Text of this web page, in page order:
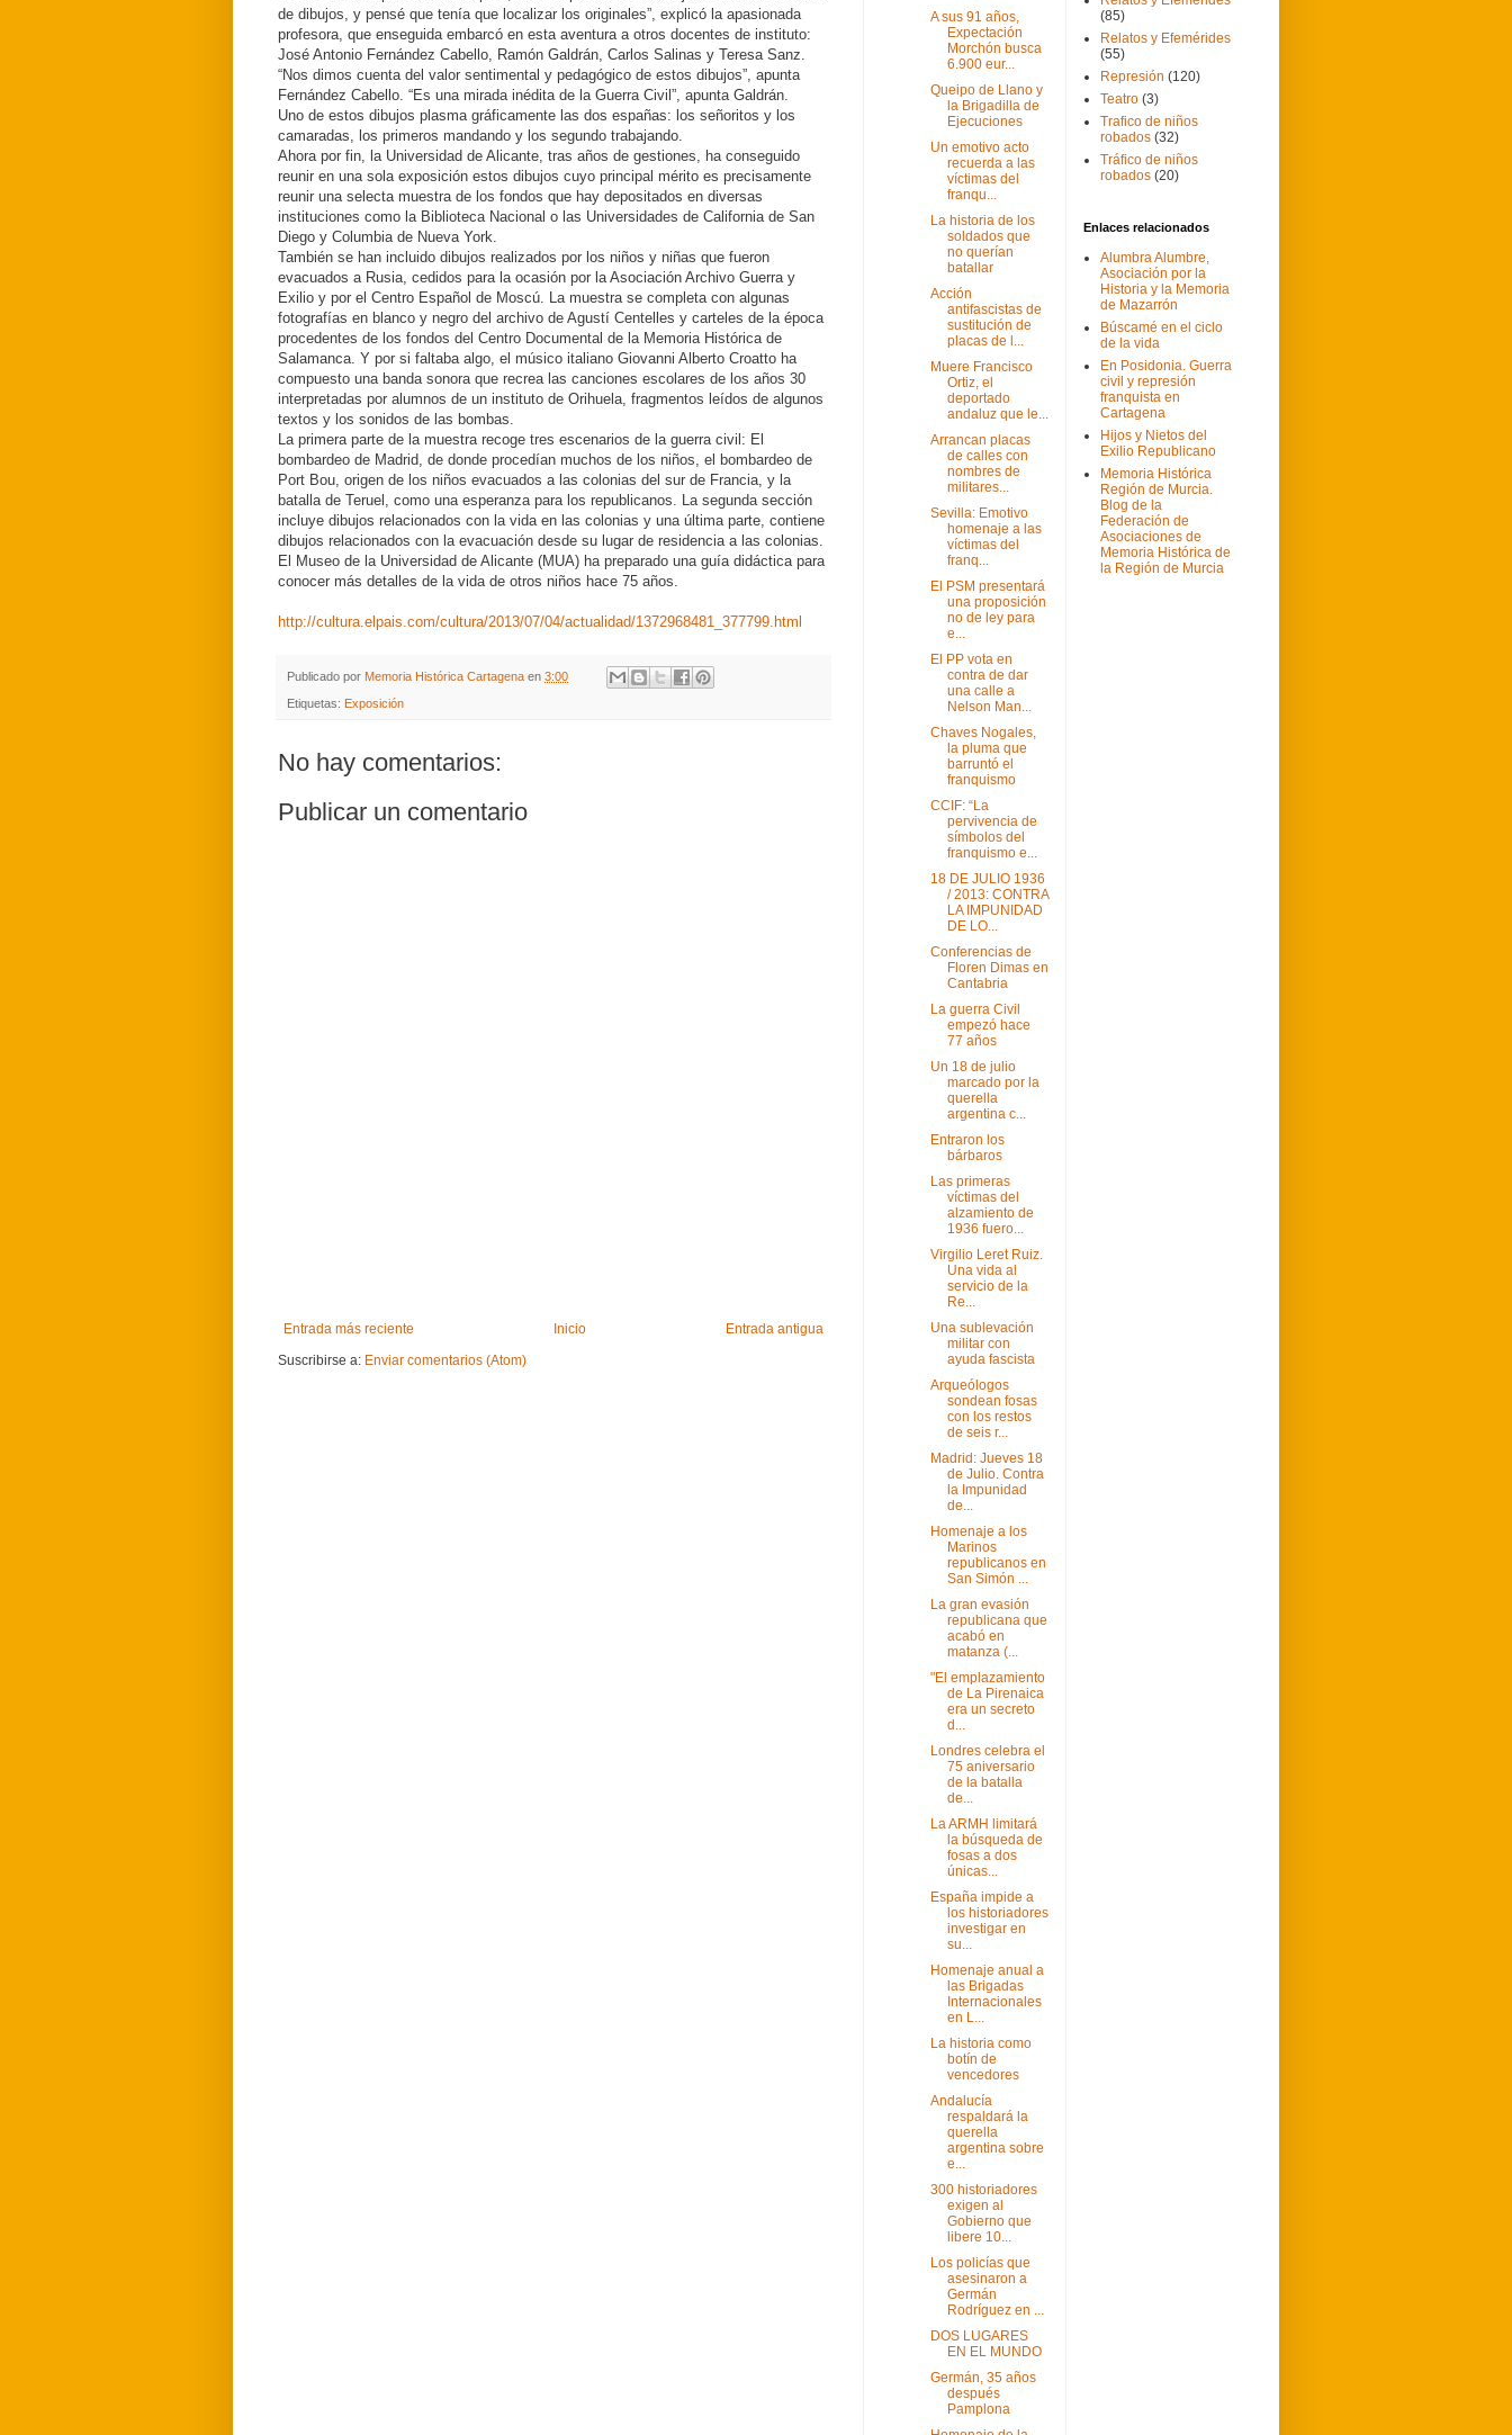
de dibujos, y pensé que tenía que localizar los originales”, explicó la apasionada
profesora, que enseguida embarcó en esta aventura a otros docentes de instituto:
José Antonio Fernández Cabello, Ramón Galdrán, Carlos Salinas y Teresa Sanz.
“Nos dimos cuenta del valor sentimental y pedagógico de estos dibujos”, apunta
Fernández Cabello. “Es una mirada inédita de la Guerra Civil”, apunta Galdrán.
Uno de estos dibujos plasma gráficamente las dos españas: los señoritos y los
camaradas, los primeros mandando y los segundo trabajando.
Ahora por fin, la Universidad de Alicante, tras años de gestiones, ha conseguido
reunir en una sola exposición estos dibujos cuyo principal mérito es precisamente
reunir una selecta muestra de los fondos que hay depositados en diversas
instituciones como la Biblioteca Nacional o las Universidades de California de San
Diego y Columbia de Nueva York.
También se han incluido dibujos realizados por los niños y niñas que fueron
evacuados a Rusia, cedidos para la ocasión por la Asociación Archivo Guerra y
Exilio y por el Centro Español de Moscú. La muestra se completa con algunas
fotografías en blanco y negro del archivo de Agustí Centelles y carteles de la época
procedentes de los fondos del Centro Documental de la Memoria Histórica de
Salamanca. Y por si faltaba algo, el músico italiano Giovanni Alberto Croatto ha
compuesto una banda sonora que recrea las canciones escolares de los años 30
interpretadas por alumnos de un instituto de Orihuela, fragmentos leídos de algunos
textos y los sonidos de las bombas.
La primera parte de la muestra recoge tres escenarios de la guerra civil: El
bombardeo de Madrid, de donde procedían muchos de los niños, el bombardeo de
Port Bou, origen de los niños evacuados a las colonias del sur de Francia, y la
batalla de Teruel, como una esperanza para los republicanos. La segunda sección
incluye dibujos relacionados con la vida en las colonias y una última parte, contiene
dibujos relacionados con la evacuación desde su lugar de residencia a las colonias.
El Museo de la Universidad de Alicante (MUA) ha preparado una guía didáctica para
conocer más detalles de la vida de otros niños hace 75 años.
http://cultura.elpais.com/cultura/2013/07/04/actualidad/1372968481_377799.html
Publicado por Memoria Histórica Cartagena en 3:00
Etiquetas: Exposición
No hay comentarios:
Publicar un comentario
Entrada más reciente Entrada antigua
Inicio
Suscribirse a: Enviar comentarios (Atom)
A sus 91 años,
Expectación
Morchón busca
6.900 eur...
Queipo de Llano y
la Brigadilla de
Ejecuciones
Un emotivo acto
recuerda a las
víctimas del
franqu...
La historia de los
soldados que
no querían
batallar
Acción
antifascistas de
sustitución de
placas de l...
Muere Francisco
Ortiz, el
deportado
andaluz que le...
Arrancan placas
de calles con
nombres de
militares...
Sevilla: Emotivo
homenaje a las
víctimas del
franq...
El PSM presentará
una proposición
no de ley para
e...
El PP vota en
contra de dar
una calle a
Nelson Man...
Chaves Nogales,
la pluma que
barruntó el
franquismo
CCIF: “La
pervivencia de
símbolos del
franquismo e...
18 DE JULIO 1936
/ 2013: CONTRA
LA IMPUNIDAD
DE LO...
Conferencias de
Floren Dimas en
Cantabria
La guerra Civil
empezó hace
77 años
Un 18 de julio
marcado por la
querella
argentina c...
Entraron los
bárbaros
Las primeras
víctimas del
alzamiento de
1936 fuero...
Virgilio Leret Ruiz.
Una vida al
servicio de la
Re...
Una sublevación
militar con
ayuda fascista
Arqueólogos
sondean fosas
con los restos
de seis r...
Madrid: Jueves 18
de Julio. Contra
la Impunidad
de...
Homenaje a los
Marinos
republicanos en
San Simón ...
La gran evasión
republicana que
acabó en
matanza (...
"El emplazamiento
de La Pirenaica
era un secreto
d...
Londres celebra el
75 aniversario
de la batalla
de...
La ARMH limitará
la búsqueda de
fosas a dos
únicas...
España impide a
los historiadores
investigar en
su...
Homenaje anual a
las Brigadas
Internacionales
en L...
La historia como
botín de
vencedores
Andalucía
respaldará la
querella
argentina sobre
e...
300 historiadores
exigen al
Gobierno que
libere 10...
Los policías que
asesinaron a
Germán
Rodríguez en ...
DOS LUGARES
EN EL MUNDO
Germán, 35 años
después
Pamplona
(85)
Relatos y Efemérides
(55)
Represión (120)
Teatro (3)
Trafico de niños
robados (32)
Tráfico de niños
robados (20)
Enlaces relacionados
Alumbra Alumbre,
Asociación por la
Historia y la Memoria
de Mazarrón
Búscamé en el ciclo
de la vida
En Posidonia. Guerra
civil y represión
franquista en
Cartagena
Hijos y Nietos del
Exilio Republicano
Memoria Histórica
Región de Murcia.
Blog de la
Federación de
Asociaciones de
Memoria Histórica de
la Región de Murcia